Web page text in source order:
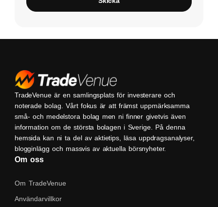
TradeVenue är en samlingsplats för investerare och
noterade bolag. Vårt fokus är att främst uppmärksamma
små- och medelstora bolag men ni finner givetvis även
information om de största bolagen i Sverige. På denna
hemsida kan ni ta del av aktietips, läsa uppdragsanalyser,
blogginlägg och massvis av aktuella börsnyheter.
Om oss
Om TradeVenue
Användarvillkor